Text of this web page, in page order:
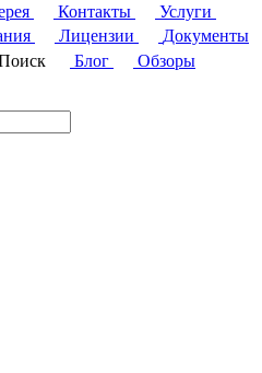
Контакты
Услуги
Лицензии
Документы
Блог
Обзоры